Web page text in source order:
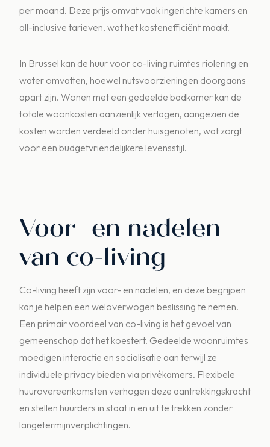
per maand. Deze prijs omvat vaak ingerichte kamers en
all-inclusive tarieven, wat het kostenefficiënt maakt.
In Brussel kan de huur voor co-living ruimtes riolering en
water omvatten, hoewel nutsvoorzieningen doorgaans
apart zijn. Wonen met een gedeelde badkamer kan de
totale woonkosten aanzienlijk verlagen, aangezien de
kosten worden verdeeld onder huisgenoten, wat zorgt
voor een budgetvriendelijkere levensstijl.
Voor- en nadelen
van co-living
Co-living heeft zijn voor- en nadelen, en deze begrijpen
kan je helpen een weloverwogen beslissing te nemen.
Een primair voordeel van co-living is het gevoel van
gemeenschap dat het koestert. Gedeelde woonruimtes
moedigen interactie en socialisatie aan terwijl ze
individuele privacy bieden via privékamers. Flexibele
huurovereenkomsten verhogen deze aantrekkingskracht
en stellen huurders in staat in en uit te trekken zonder
langetermijnverplichtingen.